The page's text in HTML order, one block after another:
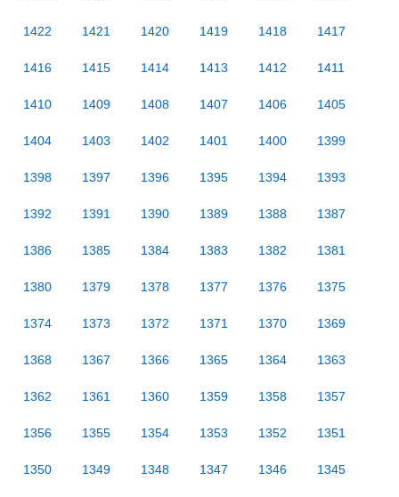
1422 1421 1420 1419 1418 1417
1416 1415 1414 1413 1412 1411
1410 1409 1408 1407 1406 1405
1404 1403 1402 1401 1400 1399
1398 1397 1396 1395 1394 1393
1392 1391 1390 1389 1388 1387
1386 1385 1384 1383 1382 1381
1380 1379 1378 1377 1376 1375
1374 1373 1372 1371 1370 1369
1368 1367 1366 1365 1364 1363
1362 1361 1360 1359 1358 1357
1356 1355 1354 1353 1352 1351
1350 1349 1348 1347 1346 1345